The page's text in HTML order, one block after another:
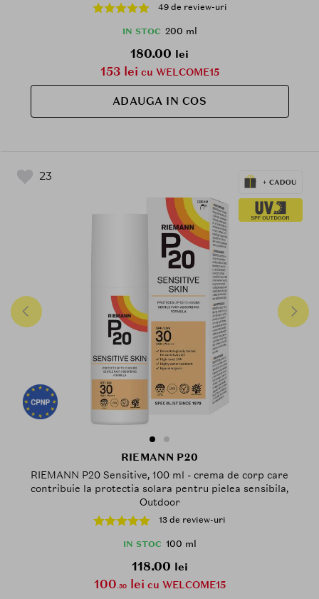
49 de review-uri
IN STOC 200 ml
180.00 lei
153 lei cu WELCOME15
ADAUGA IN COS
23
RIEMANN P20
RIEMANN P20 Sensitive, 100 ml - crema de corp care
contribuie la protectia solara pentru pielea sensibila,
Outdoor
13 de review-uri
IN STOC 100 ml
118.00 lei
100.30lei cu WELCOME15